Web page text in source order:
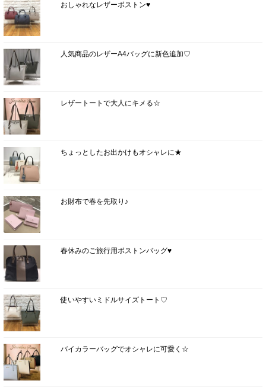
おしゃれなレザーボストン♥
人気商品のレザーA4バッグに新色追加♡
レザートートで大人にキメる☆
ちょっとしたお出かけもオシャレに★
お財布で春を先取り♪
春休みのご旅行用ボストンバッグ♥
使いやすいミドルサイズトート♡
バイカラーバッグでオシャレに可愛く☆